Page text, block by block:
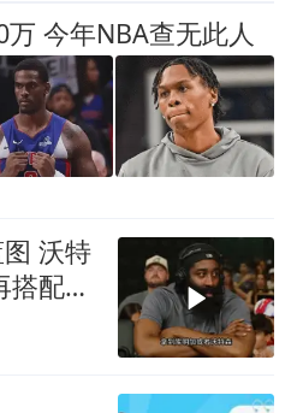
今年NBA查无此人
沃特
配阿